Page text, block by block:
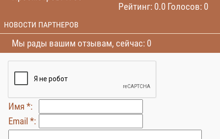
Рейтинг: 0.0 Голосов: 0
НОВОСТИ ПАРТНЕРОВ
Мы рады вашим отзывам, сейчас: 0
Имя *:
Email *: